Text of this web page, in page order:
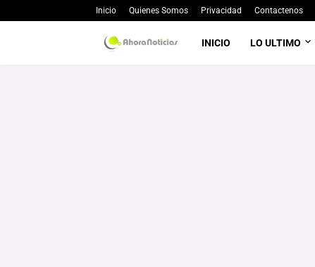
Inicio Quienes Somos Privacidad Contactenos
INICIO LO ULTIMO